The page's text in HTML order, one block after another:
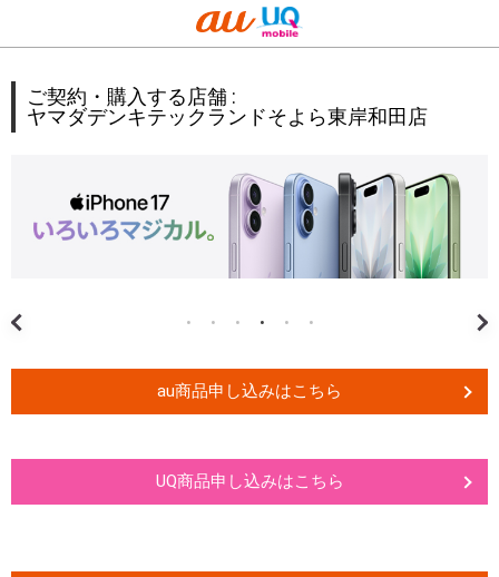
ご契約・購入する店舗 :
ヤマダデンキテックランドそよら東岸和田店
au商品申し込みはこちら
UQ商品申し込みはこちら